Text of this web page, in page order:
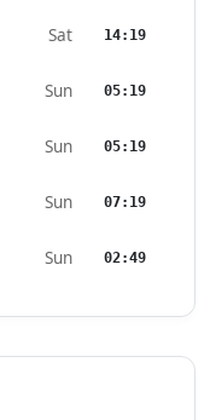
Sat 14:19
Sun 05:19
Sun 05:19
Sun 07:19
Sun 02:49